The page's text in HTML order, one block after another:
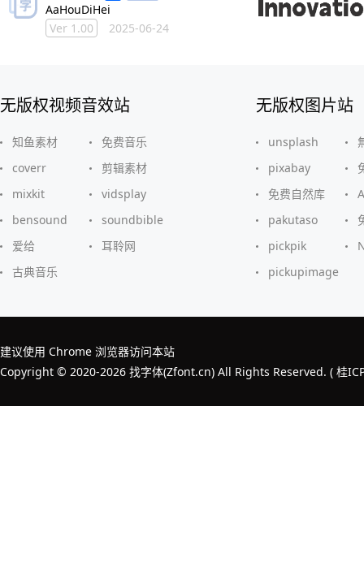
AaHouDiHei
Ver 1.00
2025-06-24
无版权视频音效站
知鱼素材
免费音乐
coverr
剪辑素材
mixkit
vidsplay
bensound
soundbible
爱给
耳聆网
古典音乐
无版权图片站
unsplash
pixabay
免费自然库
pakutaso
pickpik
pickupimage
建议使用 Chrome 浏览器访问本站
Copyright © 2020-2026 找字体(Zfont.cn) All Rights Reserved. ( 桂